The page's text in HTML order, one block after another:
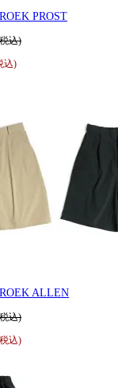
PROST
込)
込)
ALLEN
込)
込)